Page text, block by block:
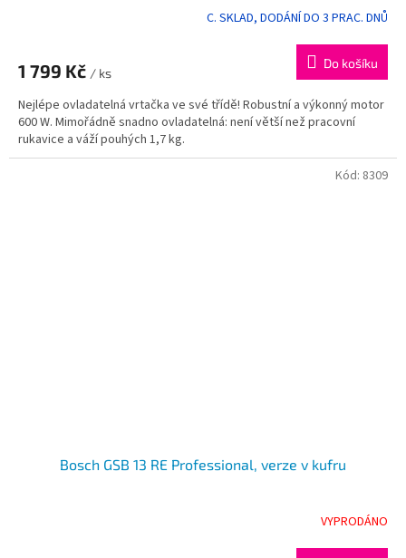
je
z
5
hvězdiček.
C. SKLAD, DODÁNÍ DO 3 PRAC. DNŮ
1 799 Kč / ks
Do košíku
Nejlépe ovladatelná vrtačka ve své třídě! Robustní a výkonný motor
600 W. Mimořádně snadno ovladatelná: není větší než pracovní
rukavice a váží pouhých 1,7 kg.
Bosch GSB 13 RE Professional, verze v kufru
VYPRODÁNO
Kód: 8309